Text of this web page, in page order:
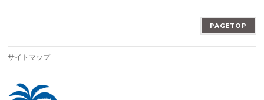
PAGETOP
サイトマップ